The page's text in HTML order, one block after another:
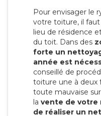
Pour envisager le
votre toiture, il
lieu de résidence
du toit. Dans des
forte un
année est
conseillé de
toiture une à deux
toute mauvaise
la vente de votre
de réaliser un